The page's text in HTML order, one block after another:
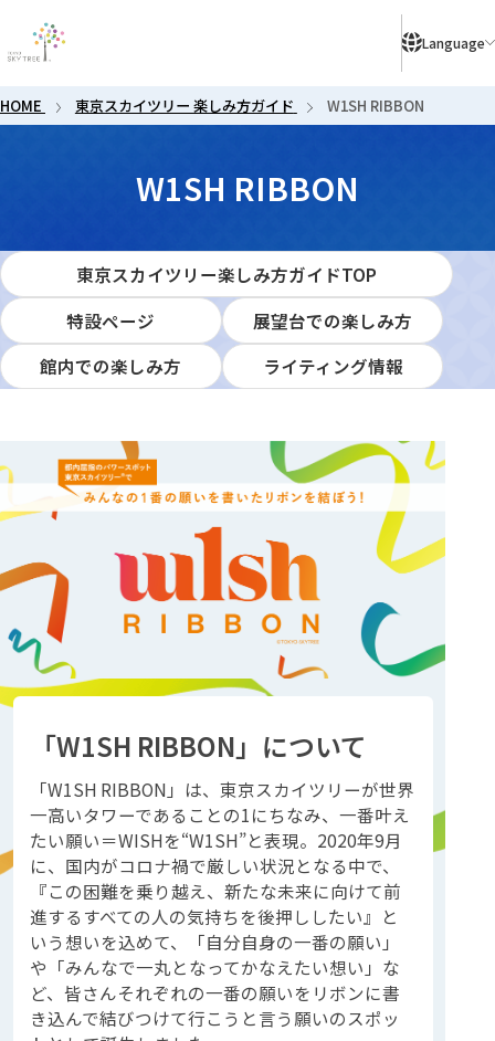
W1SH RIBBON
Language
HOME 東京スカイツリー 楽しみ方ガイド W1SH RIBBON
東京スカイツリー楽しみ方ガイドTOP
特設ページ
展望台での楽しみ方
館内での楽しみ方
ライティング情報
「W1SH RIBBON」について
「W1SH RIBBON」は、東京スカイツリーが世界
一高いタワーであることの1にちなみ、一番叶え
たい願い＝WISHを“W1SH”と表現。2020年9月
に、国内がコロナ禍で厳しい状況となる中で、
『この困難を乗り越え、新たな未来に向けて前
進するすべての人の気持ちを後押ししたい』と
いう想いを込めて、「自分自身の一番の願い」
や「みんなで一丸となってかなえたい想い」な
ど、皆さんそれぞれの一番の願いをリボンに書
き込んで結びつけて行こうと言う願いのスポッ